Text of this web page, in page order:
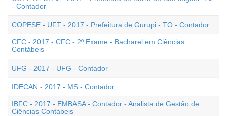
- Contador
COPESE - UFT - 2017 - Prefeitura de Gurupi - TO - Contador
CFC - 2017 - CFC - 2º Exame - Bacharel em Ciências
Contábeis
UFG - 2017 - UFG - Contador
IDECAN - 2017 - MS - Contador
IBFC - 2017 - EMBASA - Contador - Analista de Gestão de
Ciências Contábeis